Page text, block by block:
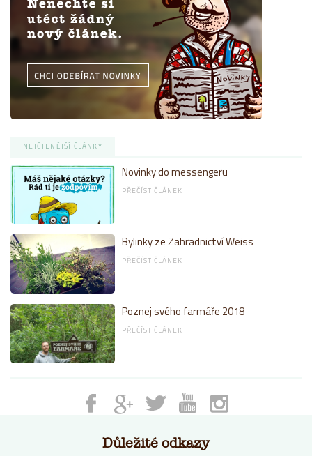
NEJČTENĚJŠÍ ČLÁNKY
Novinky do messengeru
PŘEČÍST ČLÁNEK
Bylinky ze Zahradnictví Weiss
PŘEČÍST ČLÁNEK
Poznej svého farmáře 2018
PŘEČÍST ČLÁNEK
Důležité odkazy